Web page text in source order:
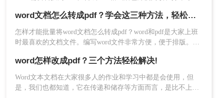
1、官网下载客户端
很多职场新人不知道怎么转换的，以下是如何将word转pdf的步
骤。希望能帮助到大家。
word文档怎么转成pdf？学会这三种方法，轻松解决转换难题
怎样才能批量将word文档怎么转成pdf？word和pdf是大家上班
时最喜欢的文档文件。编写word文件非常方便，便于排版。我
编写pdf格式并不是很方便。因此，我们将首先编写word中的内
容，然后转换为pdf文件，问题就可以解决。但是，如果word文
件数量多，pdf效率太低，浪费时间。 如果你想节省时间和提
高效率，你最好一次性将多个wor
word怎样改成pdf？三个方法轻松解决!
Word文本文档在大家很多人的作业和学习中都是会使用，但
是，我们也都知道，它在传递和储存等方面而言，是比不上